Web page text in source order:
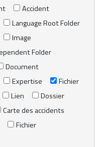
Accident
Language Root Folder
Image
Folder
Document
Expertise
Fichier
Lien
Dossier
Carte des accidents
Fichier
recherche
à vos termes de
récent en premier)